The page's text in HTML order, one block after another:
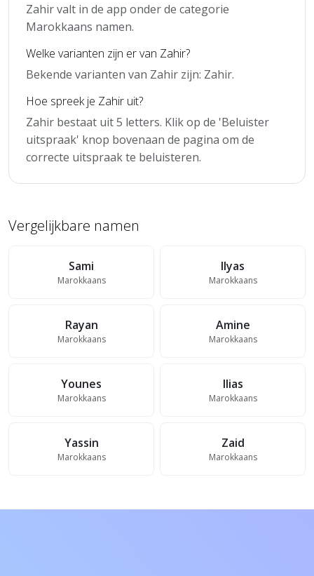
Zahir valt in de app onder de categorie
Marokkaans namen.
Welke varianten zijn er van Zahir?
Bekende varianten van Zahir zijn: Zahir.
Hoe spreek je Zahir uit?
Zahir bestaat uit 5 letters. Klik op de 'Beluister
uitspraak' knop bovenaan de pagina om de
correcte uitspraak te beluisteren.
Vergelijkbare namen
Sami
Marokkaans
Ilyas
Marokkaans
Rayan
Marokkaans
Amine
Marokkaans
Younes
Marokkaans
Ilias
Marokkaans
Yassin
Marokkaans
Zaid
Marokkaans